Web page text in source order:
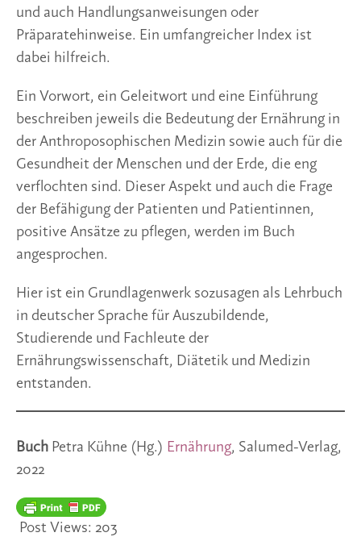
und auch Handlungsanweisungen oder
Präparatehinweise. Ein umfangreicher Index ist
dabei hilfreich.
Ein Vorwort, ein Geleitwort und eine Einführung
beschreiben jeweils die Bedeutung der Ernährung in
der Anthroposophischen Medizin sowie auch für die
Gesundheit der Menschen und der Erde, die eng
verflochten sind. Dieser Aspekt und auch die Frage
der Befähigung der Patienten und Patientinnen,
positive Ansätze zu pflegen, werden im Buch
angesprochen.
Hier ist ein Grundlagenwerk sozusagen als Lehrbuch
in deutscher Sprache für Auszubildende,
Studierende und Fachleute der
Ernährungswissenschaft, Diätetik und Medizin
entstanden.
Buch Petra Kühne (Hg.) Ernährung, Salumed-Verlag,
2022
Post Views: 203